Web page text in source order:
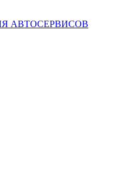
АВТОСЕРВИСОВ